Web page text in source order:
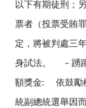
以下有期徒刑；
票者（投票受賄
定，將被判處三
身試法。 －踴
額獎金: 依鼓勵
統副總統選舉因